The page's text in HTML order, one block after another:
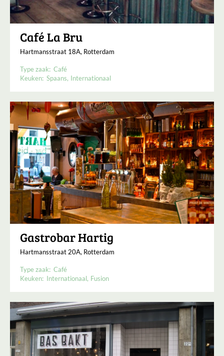
Café La Bru
Hartmansstraat 18A, Rotterdam
Type zaak: Café
Keuken: Spaans Internationaal
Gastrobar Hartig
Hartmansstraat 20A, Rotterdam
Type zaak: Café
Keuken: Internationaal Fusion